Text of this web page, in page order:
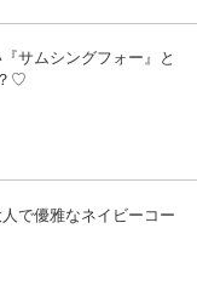
サムシングフォー』と
♡
で優雅なネイビーコー